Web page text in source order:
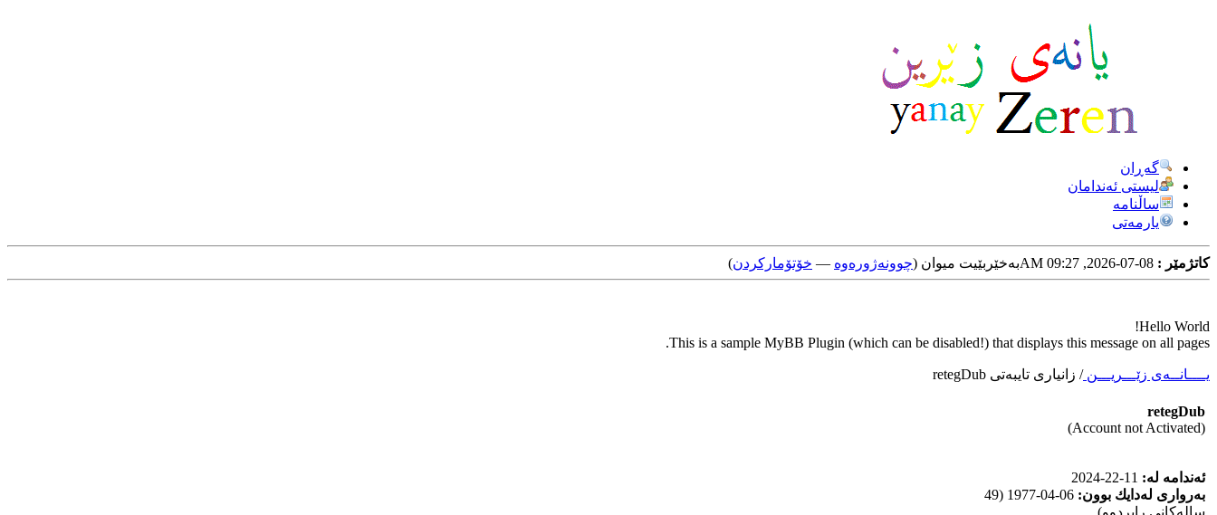
گه‌ڕان
لیستی ئه‌ندامان
ساڵنامه
یارمه‌تی
کاتژمێر : به‌خێربێیت میوان (چوونه‌ژوره‌وه‌ — خۆتۆمارکردن)
Hello World!
This is a sample MyBB Plugin (which can be disabled!) that displays this message on all pages.
یــــانــه‌ی زێـــریـــن/ زانیاری تایبه‌تی retegDub
retegDub
(Account not Activated)
ئه‌ندامه‌ له‌:
به‌رواری له‌دایك بوون:
06-04-1977 (49
ساله‌كانی رابردوو)